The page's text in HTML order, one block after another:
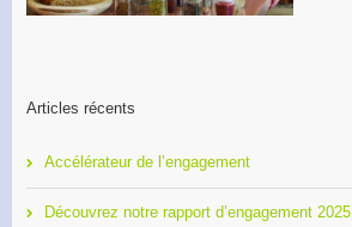
Articles récents
Accélérateur de l’engagement
Découvrez notre rapport d’engagement 2025